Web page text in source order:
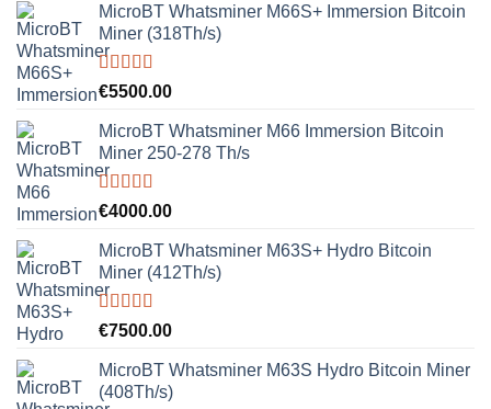
MicroBT Whatsminer M66S+ Immersion Bitcoin
Miner (318Th/s)
Rated5.00
€5500.00
MicroBT Whatsminer M66 Immersion Bitcoin
Miner 250-278 Th/s
Rated5.00
€4000.00
MicroBT Whatsminer M63S+ Hydro Bitcoin
Miner (412Th/s)
Rated5.00
€7500.00
MicroBT Whatsminer M63S Hydro Bitcoin Miner
(408Th/s)